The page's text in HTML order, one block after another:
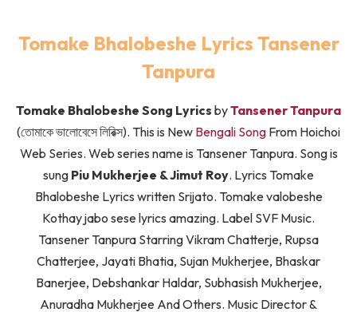
Tomake Bhalobeshe Lyrics Tansener
Tanpura
Tomake Bhalobeshe Song Lyrics byTansener Tanpura
(তোমাকে ভালোবেসে লিরিক্স). This is New Bengali Song From Hoichoi
Web Series. Web series name is Tansener Tanpura. Song is
sung Piu Mukherjee & Jimut Roy. Lyrics Tomake
Bhalobeshe Lyrics written Srijato. Tomake valobeshe
Kothay jabo sese lyrics amazing. Label SVF Music.
Tansener Tanpura Starring Vikram Chatterje, Rupsa
Chatterjee, Jayati Bhatia, Sujan Mukherjee, Bhaskar
Banerjee, Debshankar Haldar, Subhasish Mukherjee,
Anuradha Mukherjee And Others. Music Director &